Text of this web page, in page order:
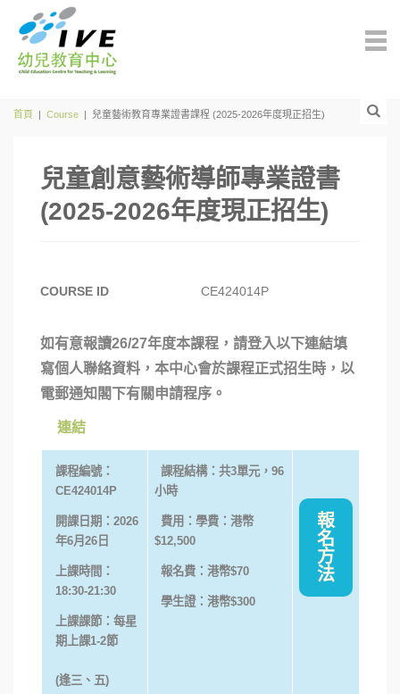
首頁 | Course | 兒童藝術教育專業證書課程 (2025-2026年度現正招生)
兒童創意藝術導師專業證書
(2025-2026年度現正招生)
COURSE ID CE424014P
如有意報讀26/27年度本課程，請登入以下連結填
寫個人聯絡資料，本中心會於課程正式招生時，以
電郵通知閣下有關申請程序。
連結
課程編號：
CE424014P
開課日期：2026
年6月26日
上課時間：
18:30-21:30
上課課節：每星
期上課1-2節
(逢三、五)
課程結構：共3單元，96
小時
費用：學費：港幣
$12,500
報名費：港幣$70
學生證：港幣$300
報
名
方
法